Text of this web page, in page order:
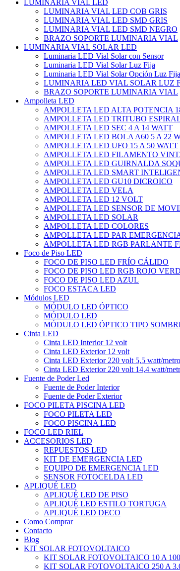
LUMINARIA VIAL LED
LUMINARIA VIAL LED COB GRIS
LUMINARIA VIAL LED SMD GRIS
LUMINARIA VIAL LED SMD NEGRO
BRAZO SOPORTE LUMINARIA VIAL
LUMINARIA VIAL SOLAR LED
Luminaria LED Vial Solar con Sensor
Luminaria LED Vial Solar Luz Fija
Luminaria LED Vial Solar Opción Luz
LUMINARIA LED VIAL SOLAR LUZ
BRAZO SOPORTE LUMINARIA VIAL
Ampolleta LED
AMPOLLETA LED ALTA POTENCIA
AMPOLLETA LED TRITUBO
AMPOLLETA LED SEC 4 A 14 WATT
AMPOLLETA LED BOLA A60 5 A 22
AMPOLLETA LED UFO 15 A 50 WATT
AMPOLLETA LED FILAMENTO
AMPOLLETA LED GUIRNALDA
AMPOLLETA LED SMART
AMPOLLETA LED GU10 DICROICO
AMPOLLETA LED VELA
AMPOLLETA LED 12 VOLT
AMPOLLETA LED SENSOR DE
AMPOLLETA LED SOLAR
AMPOLLETA LED COLORES
AMPOLLETA LED PAR
AMPOLLETA LED RGB PARLANTE
Foco de Piso LED
FOCO DE PISO LED FRÍO CÁLIDO
FOCO DE PISO LED RGB ROJO
FOCO DE PISO LED AZUL
FOCO ESTACA LED
Módulos LED
MÓDULO LED ÓPTICO
MÓDULO LED
MÓDULO LED ÓPTICO TIPO
Cinta LED
Cinta LED Interior 12 volt
Cinta LED Exterior 12 volt
Cinta LED Exterior 220 volt 5,5 watt/metro
Cinta LED Exterior 220 volt 14,4 watt/
Fuente de Poder Led
Fuente de Poder Interior
Fuente de Poder Exterior
FOCO PILETA PISCINA LED
FOCO PILETA LED
FOCO PISCINA LED
FOCO LED RIEL
ACCESORIOS LED
REPUESTOS LED
KIT DE EMERGENCIA LED
EQUIPO DE EMERGENCIA LED
SENSOR FOTOCELDA LED
APLIQUÉ LED
APLIQUÉ LED DE PISO
APLIQUÉ LED ESTILO TORTUGA
APLIQUÉ LED DECO
Como Comprar
Contacto
Blog
KIT SOLAR FOTOVOLTAICO
KIT SOLAR FOTOVOLTAICO 10 A
KIT SOLAR FOTOVOLTAICO 250 A